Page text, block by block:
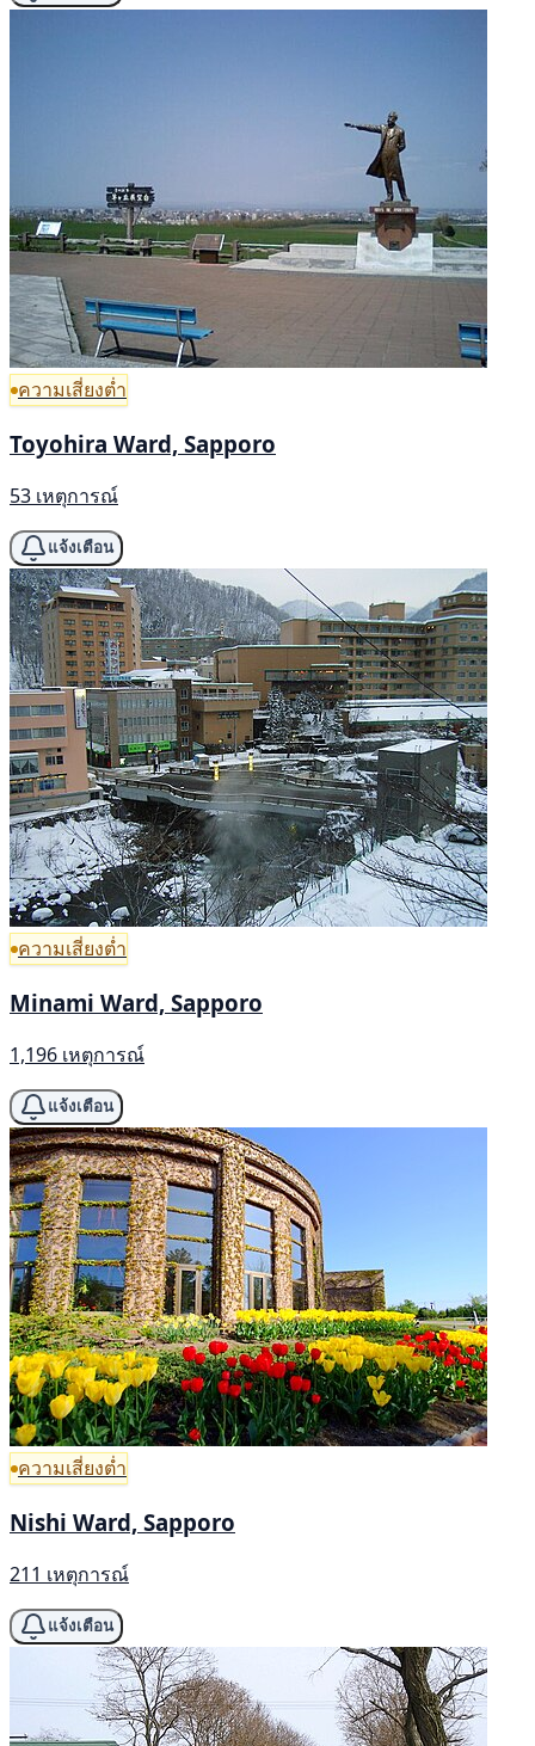
ความเสี่ยงต่ำ
Toyohira Ward, Sapporo
53 เหตุการณ์
แจ้งเตือน
ความเสี่ยงต่ำ
Minami Ward, Sapporo
1,196 เหตุการณ์
แจ้งเตือน
ความเสี่ยงต่ำ
Nishi Ward, Sapporo
211 เหตุการณ์
แจ้งเตือน